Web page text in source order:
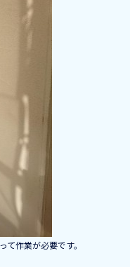
作業が必要です。